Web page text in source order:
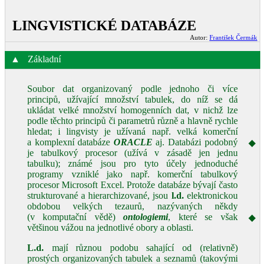
LINGVISTICKÉ DATABÁZE
Autor: František Čermák
▲ Základní
Soubor dat organizovaný podle jednoho či více
principů, užívající množství tabulek, do níž se dá
ukládat velké množství homogenních dat, v nichž lze
podle těchto principů či parametrů různě a hlavně rychle
hledat; i lingvisty je užívaná např. velká komerční
a komplexní databáze ORACLE aj. Databázi podobný
je tabulkový procesor (užívá v zásadě jen jednu
tabulku); známé jsou pro tyto účely jednoduché
programy vzniklé jako např. komerční tabulkový
procesor Microsoft Excel. Protože databáze bývají často
strukturované a hierarchizované, jsou l.d.elektronickou
obdobou velkých tezaurů, nazývaných někdy
(v komputační vědě)ontologiemi, které se však
většinou vážou na jednotlivé obory a oblasti.
L.d. mají různou podobu sahající od (relativně)
prostých organizovaných tabulek a seznamů (takovými
◆
◆